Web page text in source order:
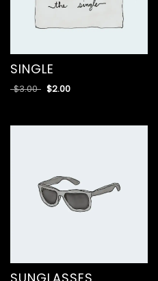
SINGLE
$3.00 $2.00